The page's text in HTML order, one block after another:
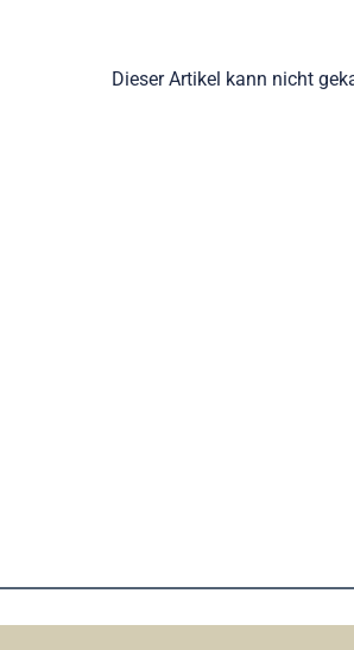
Dieser Artikel kann nicht